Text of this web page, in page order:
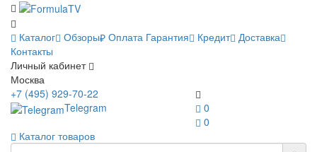
Каталог Обзоры Оплата Гарантия Кредит Доставка
Контакты
Личный кабинет
Москва
0
0
+7 (495) 929-70-22
Telegram
Каталог товаров